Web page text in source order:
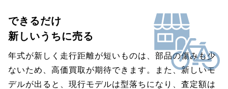
できるだけ
新しいうちに売る
年式が新しく走行距離が短いものは、部品の傷みも少
ないため、高価買取が期待できます。また、新しいモ
デルが出ると、現行モデルは型落ちになり、査定額は